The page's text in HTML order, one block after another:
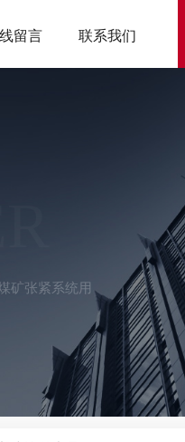
留言 联系我们
矿张紧系统用